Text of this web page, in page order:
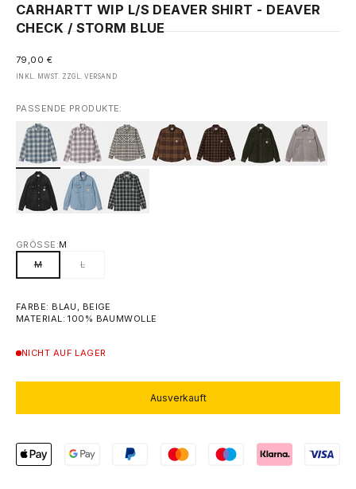
CARHARTT WIP L/S DEAVER SHIRT - DEAVER
CHECK / STORM BLUE
ANGEBOT
79,00 €
INKL. MWST. ZZGL. VERSAND
PASSENDE PRODUKTE:
GRÖSSE: M
M
L
FARBE: BLAU, BEIGE
MATERIAL: 100% BAUMWOLLE
NICHT AUF LAGER
Ausverkauft